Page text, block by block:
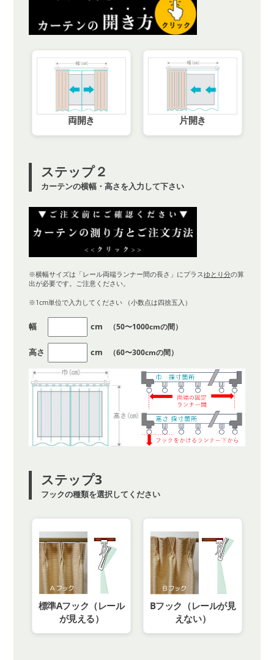
両開き 片開き
ステップ２
カーテンの横幅・高さを入力して下さい
※横幅サイズは「レール両端ランナー間の長さ」にプラスゆとり分の算
出が必要です。ご注意ください。
※1cm単位で入力してください （小数点は四捨五入）
幅 cm （50〜1000cmの間）
高さ cm （60〜300cmの間）
ステップ3
フックの種類を選択してください
標準Aフック（レール
が見える）
Bフック（レールが見
えない）